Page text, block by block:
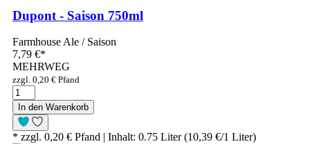
Dupont - Saison 750ml
Farmhouse Ale / Saison
7,79 €*
MEHRWEG
zzgl. 0,20 € Pfand
In den Warenkorb
* zzgl. 0,20 € Pfand | Inhalt: 0.75 Liter (10,39 €/1 Liter)